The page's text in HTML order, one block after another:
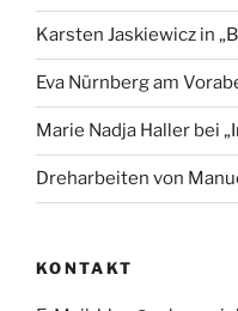
Karsten Jaskiewicz in
Eva Nürnberg am
Marie Nadja Haller bei
Dreharbeiten von
KONTAKT